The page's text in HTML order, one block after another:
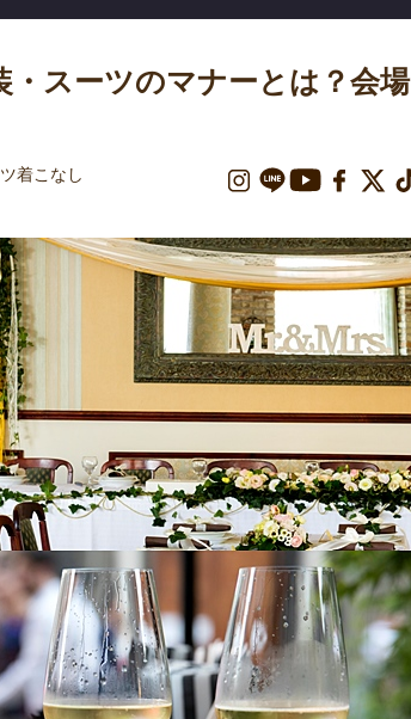
・スーツのマナーとは？会場
着こなし